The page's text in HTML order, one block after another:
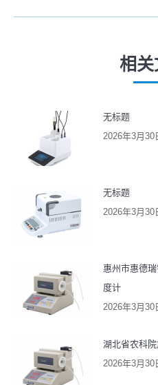
相关
无标题
2026年3月30
无标题
2026年3月30
惠州市惠德
度计
2026年3月30
湖北省农科
2026年3月30